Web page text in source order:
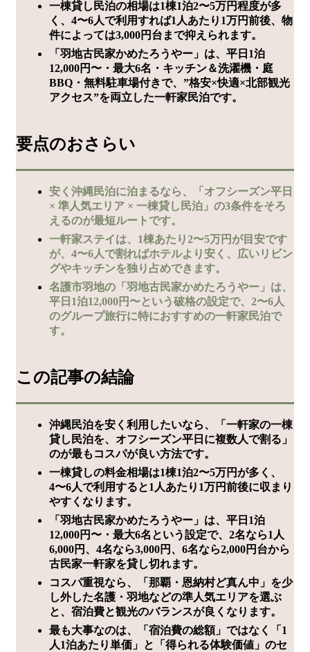
一棟貸し民泊の相場は1棟1泊2〜5万円程度が多
く、4〜6人で利用すれば1人あたり1万円前後、物
件によっては3,000円台まで抑えられます。
「羽地古民家かめたろうやー」は、平日1泊
12,000円〜・最大6名・キッチン＆洗濯機・庭
BBQ・無料駐車場付きで、”格安×快適×北部観光
アクセス”を両立した一軒家民泊です。
要点のおさらい
安く沖縄民泊に泊まるなら、「オフシーズン平日
× 準人気エリア × 一棟貸し民泊」の3条件をそろ
えるのが最短ルートです。
一軒家ステイは、1棟あたり2〜5万円が目安です
が、4〜6人で割ればホテルより安く、広いリビン
グやキッチンを独り占めできます。
名護市羽地の「羽地古民家かめたろうやー」は、
平日1泊12,000円〜という破格の設定で、2〜6人
のグループ旅行に特におすすめの一軒家民泊で
す。
この記事の結論
沖縄民泊を安く利用したいなら、「一軒家の一棟
貸し民泊を、オフシーズン平日に複数人で割る」
のが最もコスパが良い方法です。
一棟貸しの料金相場は1棟1泊2〜5万円が多く、
4〜6人で利用すると1人あたり1万円前後に収まり
やすくなります。
「羽地古民家かめたろうやー」は、平日1泊
12,000円〜・最大6名という設定で、2名なら1人
6,000円、4名なら3,000円、6名なら2,000円台から
古民家一軒家を貸し切れます。
コスパ重視なら、「那覇・恩納村ど真ん中」を少
し外した名護・羽地などの準人気エリアを選ぶ
と、宿泊費と観光のバランスが良くなります。
最も大事なのは、「宿泊費の総額」ではなく「1
人1泊あたり単価」と「得られる体験価値」のセ